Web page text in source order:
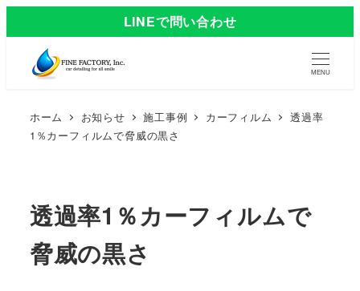
LINEで問い合わせ
MENU
ホーム お知らせ 施工事例 カーフィルム
透過率
1％カーフィルムで脅威の黒さ
透過率1％カーフィルムで
脅威の黒さ